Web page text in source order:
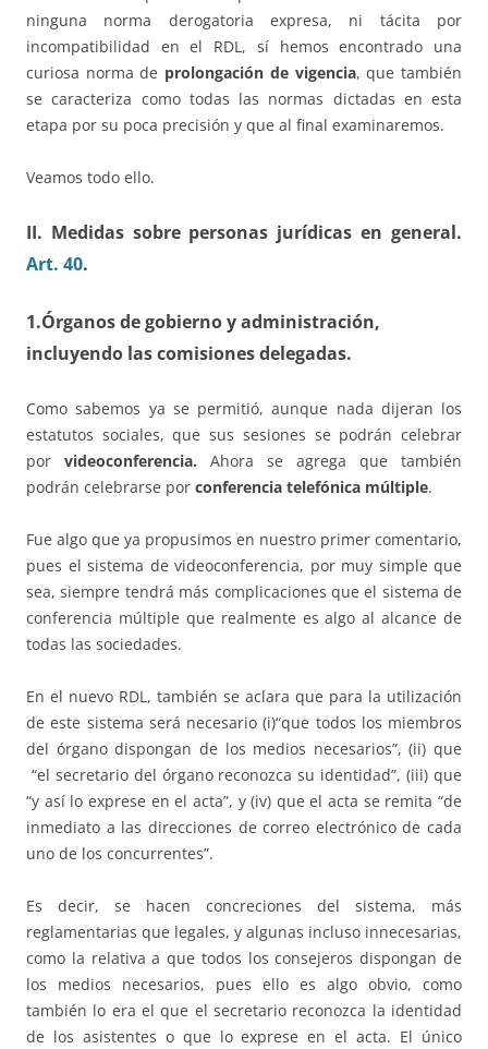
ninguna norma derogatoria expresa, ni tácita por
incompatibilidad en el RDL, sí hemos encontrado una
curiosa norma de prolongación de vigencia, que también
se caracteriza como todas las normas dictadas en esta
etapa por su poca precisión y que al final examinaremos.
Veamos todo ello.
II. Medidas sobre personas jurídicas en general.
Art. 40.
1.Órganos de gobierno y administración,
incluyendo las comisiones delegadas.
Como sabemos ya se permitió, aunque nada dijeran los
estatutos sociales, que sus sesiones se podrán celebrar
por videoconferencia. Ahora se agrega que también
podrán celebrarse por conferencia telefónica múltiple.
Fue algo que ya propusimos en nuestro primer comentario,
pues el sistema de videoconferencia, por muy simple que
sea, siempre tendrá más complicaciones que el sistema de
conferencia múltiple que realmente es algo al alcance de
todas las sociedades.
En el nuevo RDL, también se aclara que para la utilización
de este sistema será necesario (i)“que todos los miembros
del órgano dispongan de los medios necesarios”, (ii) que
“el secretario del órgano reconozca su identidad”, (iii) que
“y así lo exprese en el acta”, y (iv) que el acta se remita “de
inmediato a las direcciones de correo electrónico de cada
uno de los concurrentes”.
Es decir, se hacen concreciones del sistema, más
reglamentarias que legales, y algunas incluso innecesarias,
como la relativa a que todos los consejeros dispongan de
los medios necesarios, pues ello es algo obvio, como
también lo era el que el secretario reconozca la identidad
de los asistentes o que lo exprese en el acta. El único